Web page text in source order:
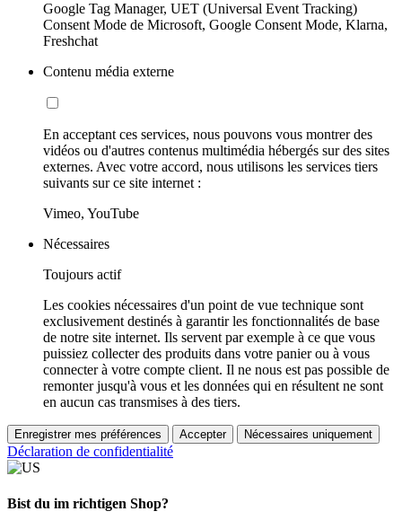
Google Tag Manager, UET (Universal Event Tracking)
Consent Mode de Microsoft, Google Consent Mode, Klarna,
Freshchat
Contenu média externe
En acceptant ces services, nous pouvons vous montrer des
vidéos ou d'autres contenus multimédia hébergés sur des sites
externes. Avec votre accord, nous utilisons les services tiers
suivants sur ce site internet :
Vimeo, YouTube
Nécessaires
Toujours actif
Les cookies nécessaires d'un point de vue technique sont
exclusivement destinés à garantir les fonctionnalités de base
de notre site internet. Ils servent par exemple à ce que vous
puissiez collecter des produits dans votre panier ou à vous
connecter à votre compte client. Il ne nous est pas possible de
remonter jusqu'à vous et les données qui en résultent ne sont
en aucun cas transmises à des tiers.
Enregistrer mes préférences Accepter Nécessaires uniquement
Déclaration de confidentialité
Bist du im richtigen Shop?